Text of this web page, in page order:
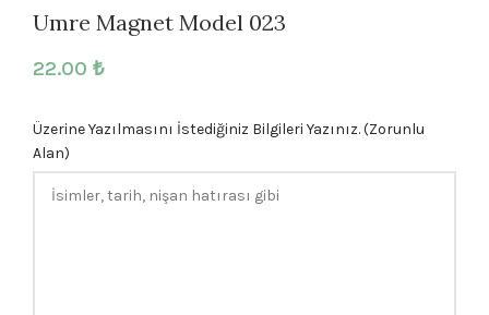
Umre Magnet Model 023
22.00 ₺
Üzerine Yazılmasını İstediğiniz Bilgileri Yazınız. (Zorunlu
Alan)